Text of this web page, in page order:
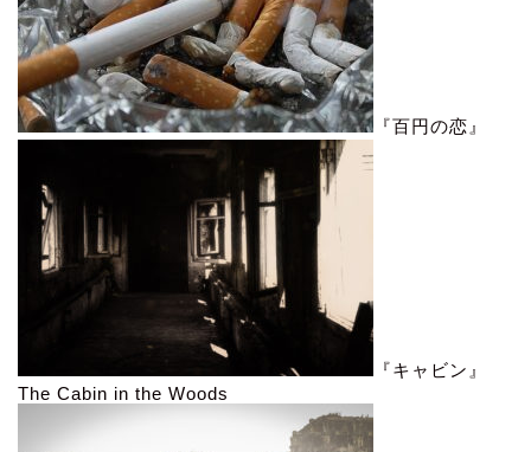
『百円の恋』
『キャビン』
The Cabin in the Woods